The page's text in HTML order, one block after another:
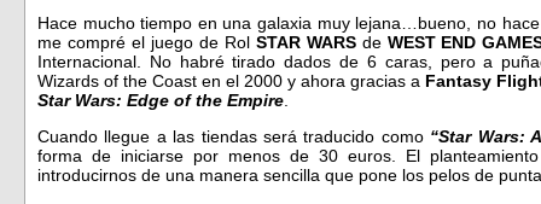
Hace mucho tiempo en una galaxia muy lejana…bueno, no
me compré el juego de Rol STAR WARSde WEST END
Internacional. No habré tirado dados de 6 caras, pero a
Wizards of the Coast en el 2000 y ahora gracias a Fantasy
Star Wars: Edge of the Empire
Cuando llegue a las tiendas será traducido como “Star Wars:
forma de iniciarse por menos de 30 euros. El
introducirnos de una manera sencilla que pone los pelos de